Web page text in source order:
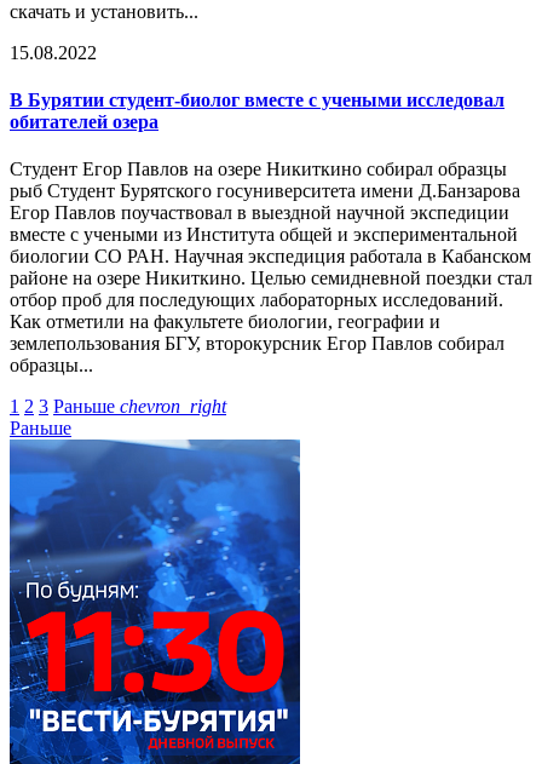
скачать и установить...
15.08.2022
В Бурятии студент-биолог вместе с учеными исследовал
обитателей озера
Студент Егор Павлов на озере Никиткино собирал образцы
рыб Студент Бурятского госуниверситета имени Д.Банзарова
Егор Павлов поучаствовал в выездной научной экспедиции
вместе с учеными из Института общей и экспериментальной
биологии СО РАН. Научная экспедиция работала в Кабанском
районе на озере Никиткино. Целью семидневной поездки стал
отбор проб для последующих лабораторных исследований.
Как отметили на факультете биологии, географии и
землепользования БГУ, второкурсник Егор Павлов собирал
образцы...
1 2 3 Раньше chevron_right
Раньше